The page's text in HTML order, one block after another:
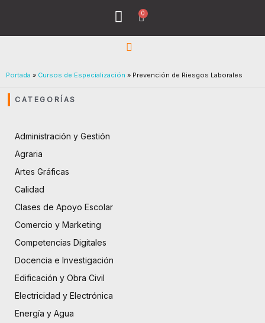
contenido
Menu
0
Cart
Portada » Cursos de Especialización » Prevención de Riesgos Laborales
CATEGORÍAS
Administración y Gestión
Agraria
Artes Gráficas
Calidad
Clases de Apoyo Escolar
Comercio y Marketing
Competencias Digitales
Docencia e Investigación
Edificación y Obra Civil
Electricidad y Electrónica
Energía y Agua